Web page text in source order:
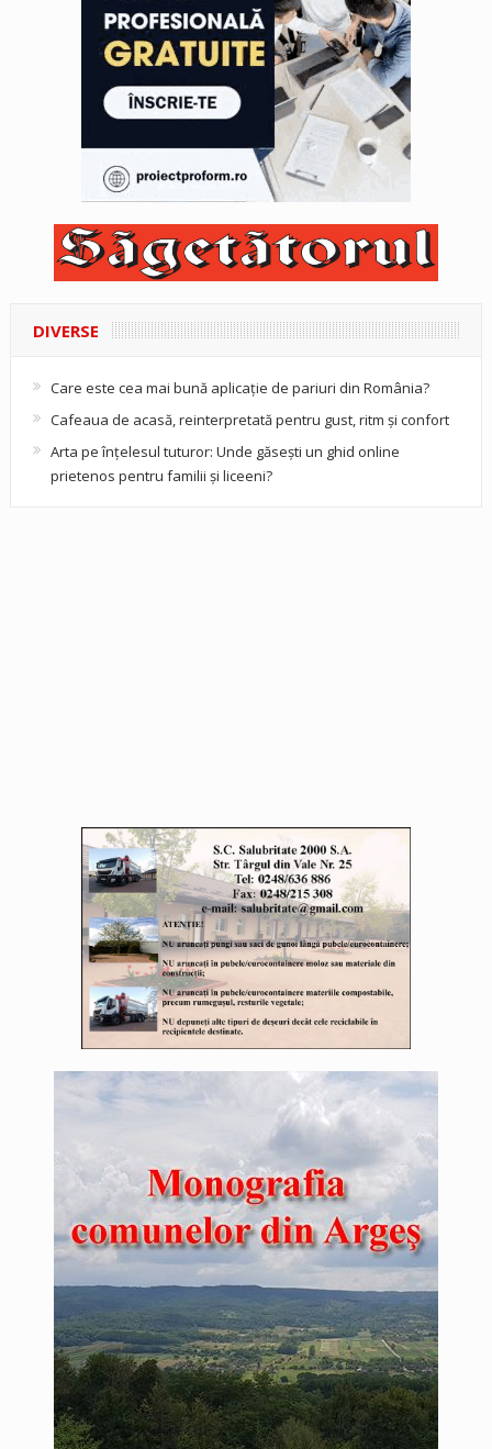
DIVERSE
Care este cea mai bună aplicație de pariuri din România?
Cafeaua de acasă, reinterpretată pentru gust, ritm și confort
Arta pe înțelesul tuturor: Unde găsești un ghid online
prietenos pentru familii și liceeni?